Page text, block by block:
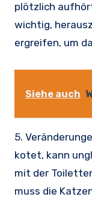
plötzlich
wichtig,
ergreifen, um
Siehe auch
5.
kotet, kann
mit der
muss die